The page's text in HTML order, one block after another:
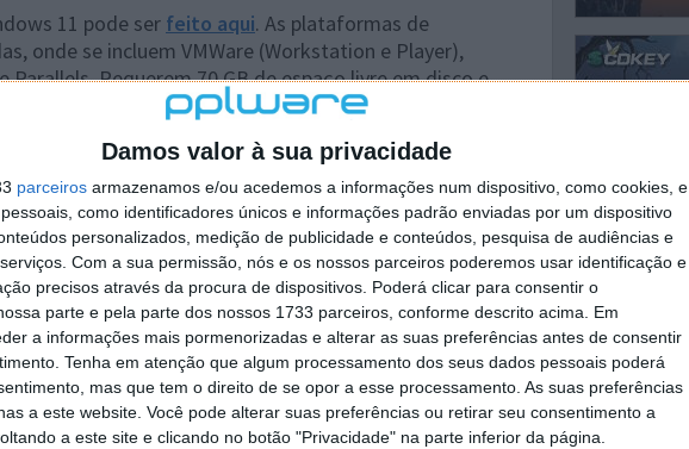
Damos valor à sua privacidade
parceiros armazenamos e/ou acedemos a informações num dispositivo, como cookies, e
como identificadores únicos e informações padrão enviadas por um dispositivo
personalizados, medição de publicidade e conteúdos, pesquisa de audiências e
Com a sua permissão, nós e os nossos parceiros poderemos usar identificação e
precisos através da procura de dispositivos. Poderá clicar para consentir o
parte e pela parte dos nossos 1733 parceiros, conforme descrito acima. Em
a informações mais pormenorizadas e alterar as suas preferências antes de consentir
Tenha em atenção que algum processamento dos seus dados pessoais poderá
mas que tem o direito de se opor a esse processamento. As suas preferências
a este website. Você pode alterar suas preferências ou retirar seu consentimento a
a este site e clicando no botão "Privacidade" na parte inferior da página.
11 pode ser feito aqui. As plataformas de
onde se incluem VMWare (Workstation e Player),
Parallels. Requerem 70 GB de espaço livre em disco e
tem mais de um ano
no Google Notícias
Autor:Pedro Simões